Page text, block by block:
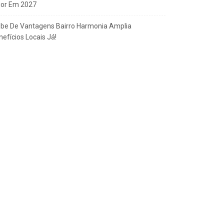
Em 2027
De Vantagens Bairro Harmonia Amplia
Locais Já!